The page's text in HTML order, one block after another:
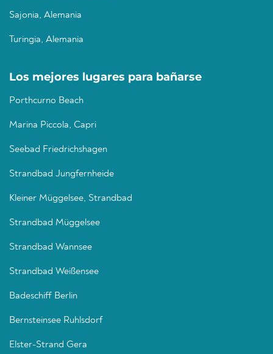
Sajonia, Alemania
Turingia, Alemania
Los mejores lugares para bañarse
Porthcurno Beach
Marina Piccola, Capri
Seebad Friedrichshagen
Strandbad Jungfernheide
Kleiner Müggelsee, Strandbad
Strandbad Müggelsee
Strandbad Wannsee
Strandbad Weißensee
Badeschiff Berlin
Bernsteinsee Ruhlsdorf
Elster-Strand Gera